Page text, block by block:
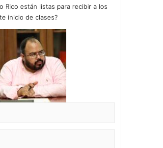
Rico están listas para recibir a los
inicio de clases?